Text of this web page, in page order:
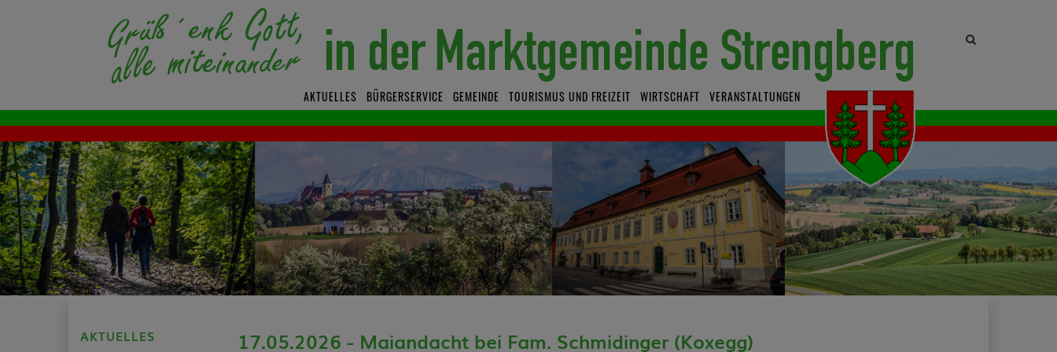
Site
AKTUELLES BÜRGERSERVICE GEMEINDE TOURISMUS UND FREIZEIT WIRTSCHAFT VERANSTALTUNGEN
17.05.2026 - Maiandacht bei Fam. Schmidinger (Koxegg)
AKTUELLES